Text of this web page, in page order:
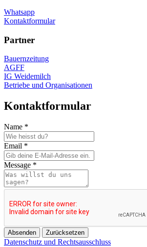
Whatsapp
Kontaktformular
Partner
Bauernzeitung
AGFF
IG Weidemilch
Betriebe und Organisationen
Kontaktformular
Name *
Email *
Message *
Absenden Zurücksetzen
Datenschutz und Rechtsausschluss